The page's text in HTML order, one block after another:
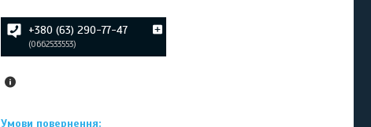
+380 (63) 290-77-47
0662533553